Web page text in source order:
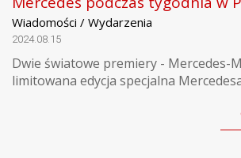
Wiadomości / Wydarzenia
2024.08.15
Dwie światowe premiery - Mercedes-
limitowana edycja specjalna